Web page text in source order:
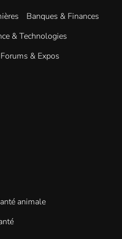
Banques & Finances
& Technologies
Forums & Expos
animale